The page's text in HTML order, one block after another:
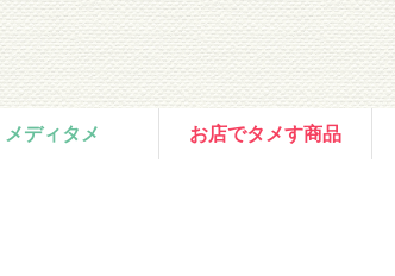
メディタメ お店でタメす商品